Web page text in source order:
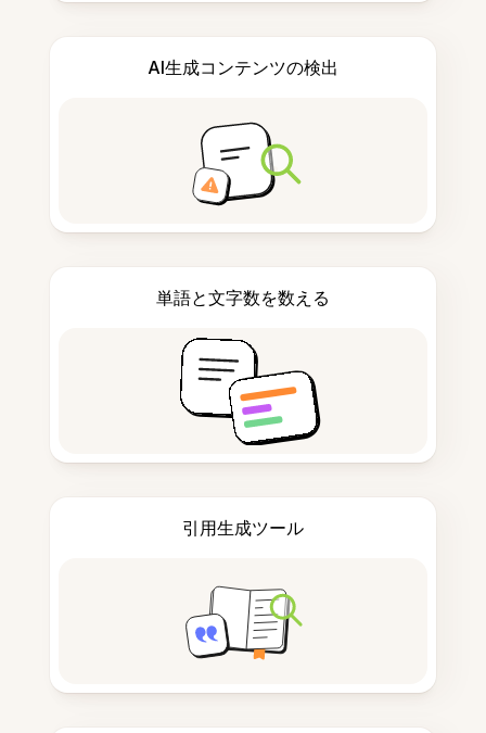
AI生成コンテンツの検出
単語と文字数を数える
引用生成ツール